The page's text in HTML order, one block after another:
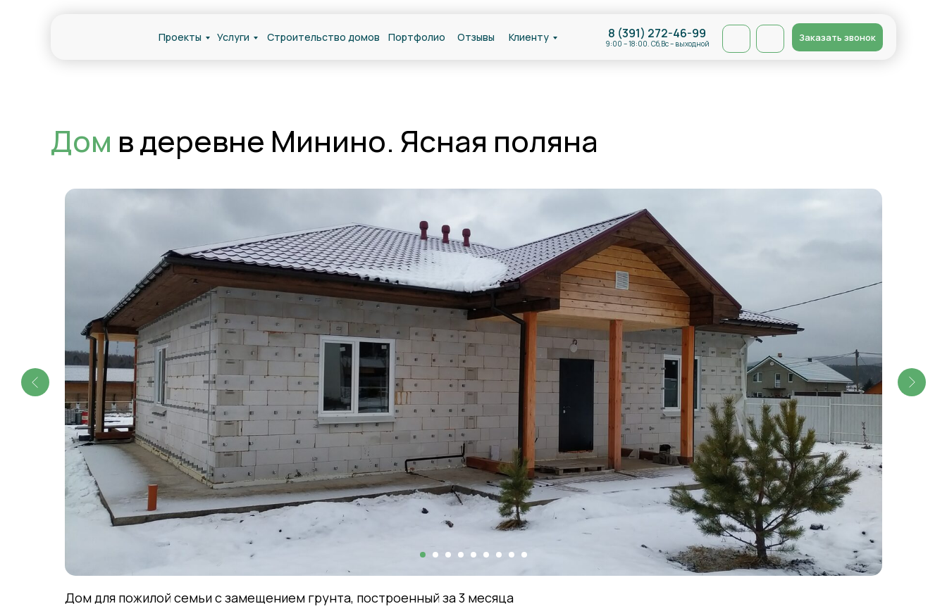
Заказать звонок
8 (391) 272-46-99
9:00 – 18:00. Сб,Вс – выходной
Услуги Строительство домов
Проекты Портфолио Отзывы Клиенту
Дом в деревне Минино. Ясная поляна
Дом для пожилой семьи с замещением грунта, построенный за 3 месяца